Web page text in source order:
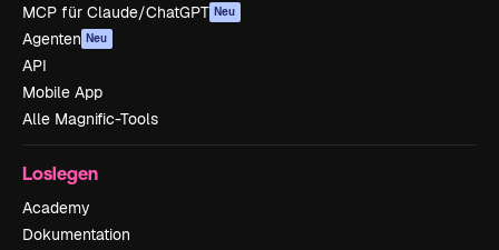
MCP für Claude/ChatGPT Neu
Agenten Neu
API
Mobile App
Alle Magnific-Tools
Loslegen
Academy
Dokumentation